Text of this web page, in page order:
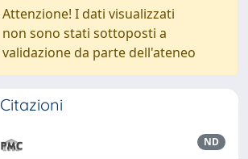
Attenzione! I dati visualizzati
non sono stati sottoposti a
validazione da parte dell'ateneo
Citazioni
ND